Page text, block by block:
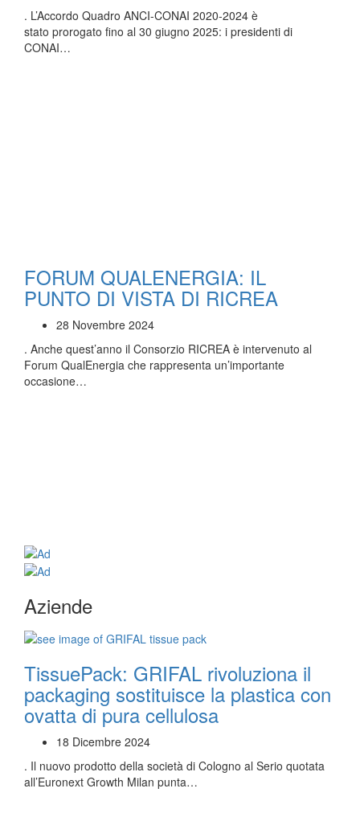
. L’Accordo Quadro ANCI-CONAI 2020-2024 è
stato prorogato fino al 30 giugno 2025: i presidenti di
CONAI…
FORUM QUALENERGIA: IL
PUNTO DI VISTA DI RICREA
28 Novembre 2024
. Anche quest’anno il Consorzio RICREA è intervenuto al
Forum QualEnergia che rappresenta un’importante
occasione…
Aziende
TissuePack: GRIFAL rivoluziona il
packaging sostituisce la plastica con
ovatta di pura cellulosa
18 Dicembre 2024
. Il nuovo prodotto della società di Cologno al Serio quotata
all’Euronext Growth Milan punta…